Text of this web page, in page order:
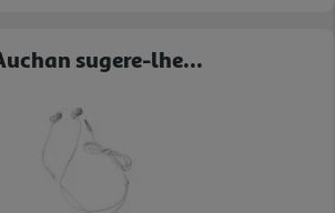
sugere-lhe...